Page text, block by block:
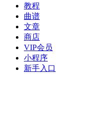
教程
曲谱
文章
商店
VIP会员
小程序
新手入口